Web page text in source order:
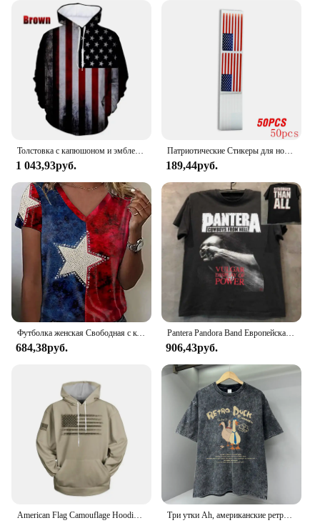
Толстовка с капюшоном и эмблемой американского флага США, Мужская одежда, толстовки с капюшоном с 3D принтом в виде американского духа, женский модный пуловер в стиле Харадзюку y2k с капюшоном
1 043,93руб.
Патриотические Стикеры для ноутбуков, карт и скрапбукинга, 50-250 шт.
189,44руб.
Футболка женская Свободная с коротким рукавом и V-образным вырезом
684,38руб.
Pantera Pandora Band Европейская и американская рок-хэви-метал Периферийные устройства с коротким рукавом Хип-хоп Жареная уличная женская трендовая футболка
906,43руб.
American Flag Camouflage Hoodie Men Clothing 3D USA Patriotic Printed New in Hoodies Women Harajuku Fashion y2k Pocket Pullover Три утки Ah, американские ретро футболки с героями мультфильмов, мужская модная летняя одежда высокого качества, хлопковые футболки с круглым вырезом, большие топы